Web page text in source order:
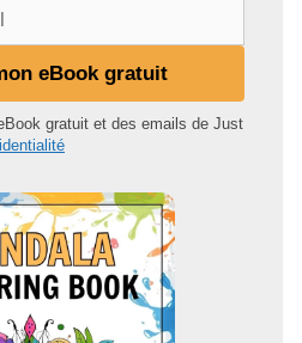
eBook gratuit
gratuit et des emails de Just